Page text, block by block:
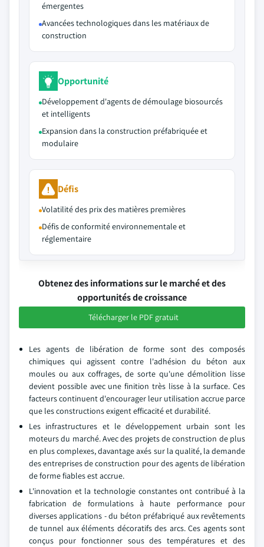
émergentes
Avancées technologiques dans les matériaux de
construction
Opportunité
Développement d'agents de démoulage biosourcés
et intelligents
Expansion dans la construction préfabriquée et
modulaire
Défis
Volatilité des prix des matières premières
Défis de conformité environnementale et
réglementaire
Obtenez des informations sur le marché et des
opportunités de croissance
Télécharger le PDF gratuit
Les agents de libération de forme sont des composés
chimiques qui agissent contre l'adhésion du béton aux
moules ou aux coffrages, de sorte qu'une démolition lisse
devient possible avec une finition très lisse à la surface. Ces
facteurs continuent d'encourager leur utilisation accrue parce
que les constructions exigent efficacité et durabilité.
Les infrastructures et le développement urbain sont les
moteurs du marché. Avec des projets de construction de plus
en plus complexes, davantage axés sur la qualité, la demande
des entreprises de construction pour des agents de libération
de forme fiables est accrue.
L'innovation et la technologie constantes ont contribué à la
fabrication de formulations à haute performance pour
diverses applications - du béton préfabriqué aux revêtements
de tunnel aux éléments décoratifs des arcs. Ces agents sont
conçus pour fonctionner sous des températures et des